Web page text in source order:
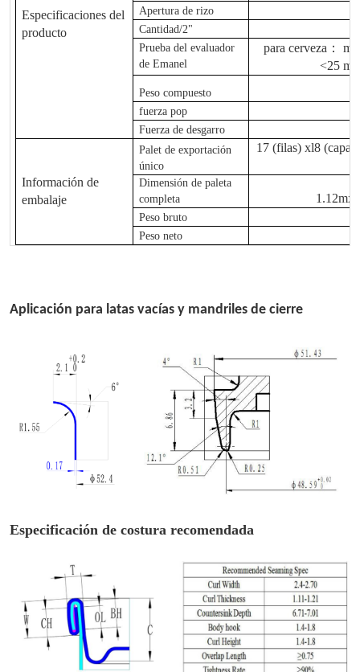
Especificaciones del
producto
Apertura de rizo
Cantidad/2"
Prueba del evaluador
de Emanel
para cerveza ：
<25
Peso compuesto
fuerza pop
Fuerza de desgarro
Información de
embalaje
Palet de exportación
único
17 (filas) xl8
Dimensión de paleta
completa
Peso bruto
Peso neto
Aplicación para latas vacías y mandriles de cierre
Especificación de costura recomendada